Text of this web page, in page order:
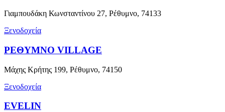
Γιαμπουδάκη Κωνσταντίνου 27, Ρέθυμνο, 74133
Ξενοδοχεία
ΡΕΘΥΜΝΟ VILLAGE
Μάχης Κρήτης 199, Ρέθυμνο, 74150
Ξενοδοχεία
EVELIN